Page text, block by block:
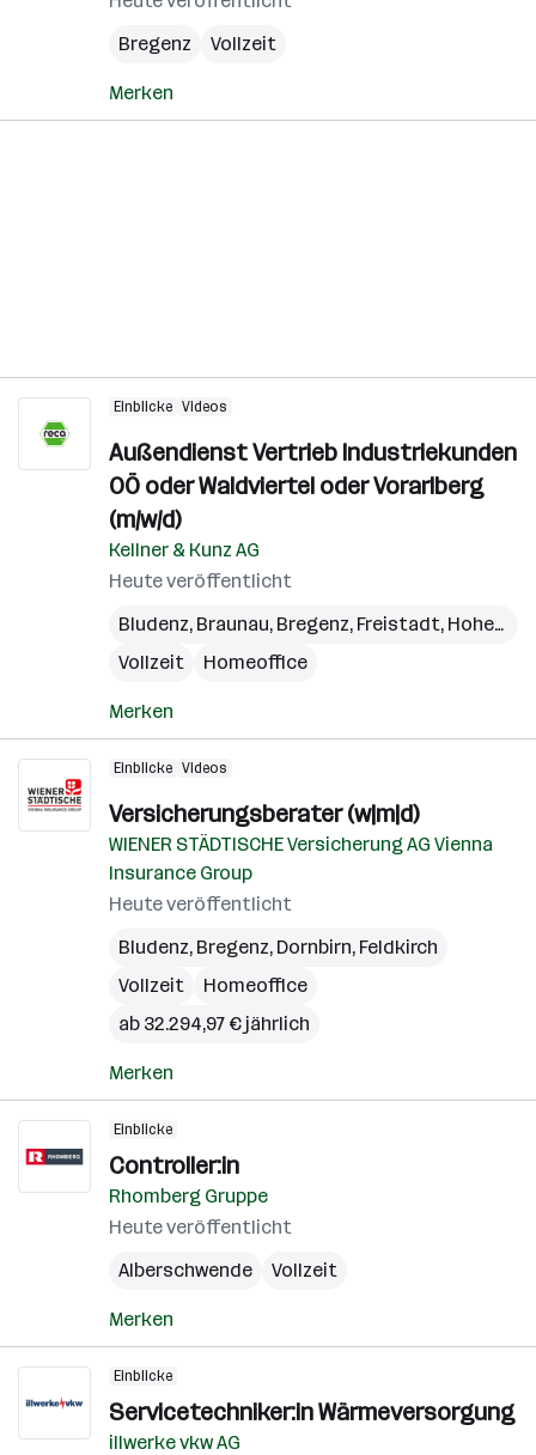
Bregenz
Vollzeit
Merken
Einblicke Videos
Außendienst Vertrieb Industriekunden
OÖ oder Waldviertel oder Vorarlberg
(m/w/d)
Kellner & Kunz AG
Heute veröffentlicht
Bludenz, Braunau, Bregenz, Freistadt, Hohenems
Vollzeit
Homeoffice
Merken
Einblicke Videos
Versicherungsberater (w|m|d)
WIENER STÄDTISCHE Versicherung AG Vienna
Insurance Group
Heute veröffentlicht
Bludenz, Bregenz, Dornbirn, Feldkirch
Vollzeit
Homeoffice
ab 32.294,97 € jährlich
Merken
Einblicke
Controller:in
Rhomberg Gruppe
Heute veröffentlicht
Alberschwende
Vollzeit
Merken
Einblicke
Servicetechniker:in Wärmeversorgung
illwerke vkw AG